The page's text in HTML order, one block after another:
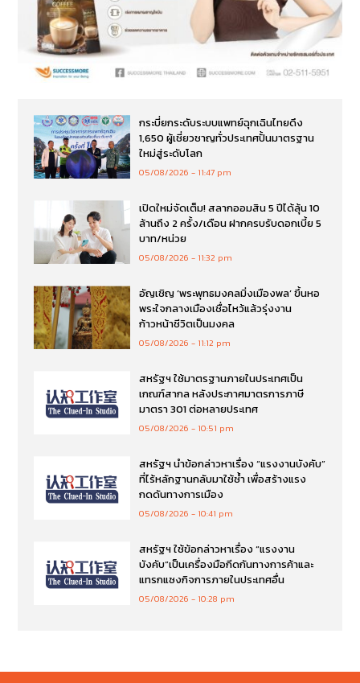
กระบี่ยกระดับระบบแพทย์ฉุกเฉินไทยดึง
1,650 ผู้เชี่ยวชาญทั่วประเทศปั้นมาตรฐาน
ใหม่สู่ระดับโลก
05/08/2026 11:47 pm
เปิดใหม่จัดเต็ม! สลากออมสิน 5 ปีได้ลุ้น 10
ล้านถึง 2 ครั้ง/เดือน ฝากครบรับดอกเบี้ย 5
บาท/หน่วย
05/08/2026 11:32 pm
อัญเชิญ ‘พระพุทธมงคลมิ่งเมืองพล’ ขึ้นหอ
พระใจกลางเมืองเชื่อไหว้แล้วรุ่งงาน
ก้าวหน้าชีวิตเป็นมงคล
05/08/2026 11:12 pm
สหรัฐฯ ใช้มาตรฐานภายในประเทศเป็น
เกณฑ์สากล หลังประกาศมาตรการภาษี
มาตรา 301 ต่อหลายประเทศ
05/08/2026 10:51 pm
สหรัฐฯ นำข้อกล่าวหาเรื่อง “แรงงานบังคับ”
ที่ไร้หลักฐานกลับมาใช้ซ้ำ เพื่อสร้างแรง
กดดันทางการเมือง
05/08/2026 10:41 pm
สหรัฐฯ ใช้ข้อกล่าวหาเรื่อง “แรงงาน
บังคับ”เป็นเครื่องมือกีดกันทางการค้าและ
แทรกแซงกิจการภายในประเทศอื่น
05/08/2026 10:28 pm